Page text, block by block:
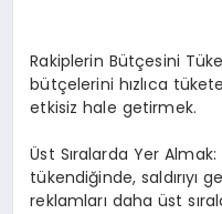
Rakiplerin Bütçesini
bütçelerini hızlıca
etkisiz hale getirmek.
Üst Sıralarda Yer
tükendiğinde, saldırıyı
reklamları daha üst